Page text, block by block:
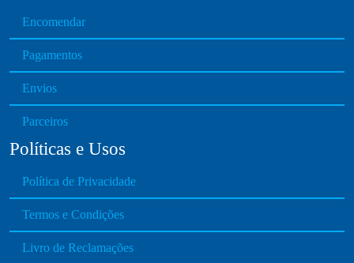
Encomendar
Pagamentos
Envios
Parceiros
Políticas e Usos
Política de Privacidade
Termos e Condições
Livro de Reclamações